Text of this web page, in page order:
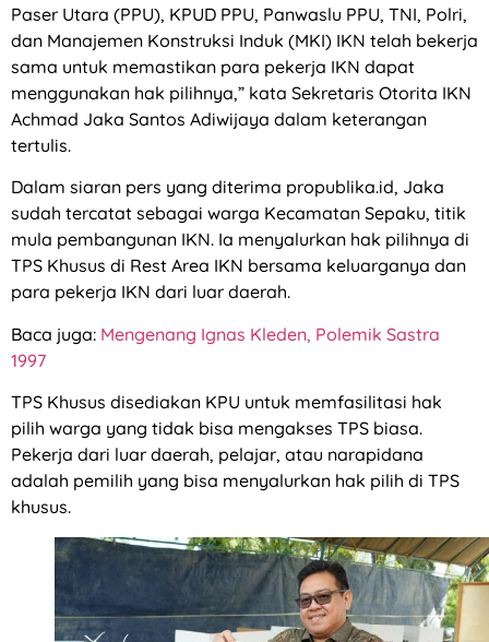
Paser Utara (PPU), KPUD PPU, Panwaslu PPU, TNI, Polri,
dan Manajemen Konstruksi Induk (MKI) IKN telah bekerja
sama untuk memastikan para pekerja IKN dapat
menggunakan hak pilihnya,” kata Sekretaris Otorita IKN
Achmad Jaka Santos Adiwijaya dalam keterangan
tertulis.
Dalam siaran pers yang diterima propublika.id, Jaka
sudah tercatat sebagai warga Kecamatan Sepaku, titik
mula pembangunan IKN. Ia menyalurkan hak pilihnya di
TPS Khusus di Rest Area IKN bersama keluarganya dan
para pekerja IKN dari luar daerah.
Baca juga: Mengenang Ignas Kleden, Polemik Sastra
1997
TPS Khusus disediakan KPU untuk memfasilitasi hak
pilih warga yang tidak bisa mengakses TPS biasa.
Pekerja dari luar daerah, pelajar, atau narapidana
adalah pemilih yang bisa menyalurkan hak pilih di TPS
khusus.